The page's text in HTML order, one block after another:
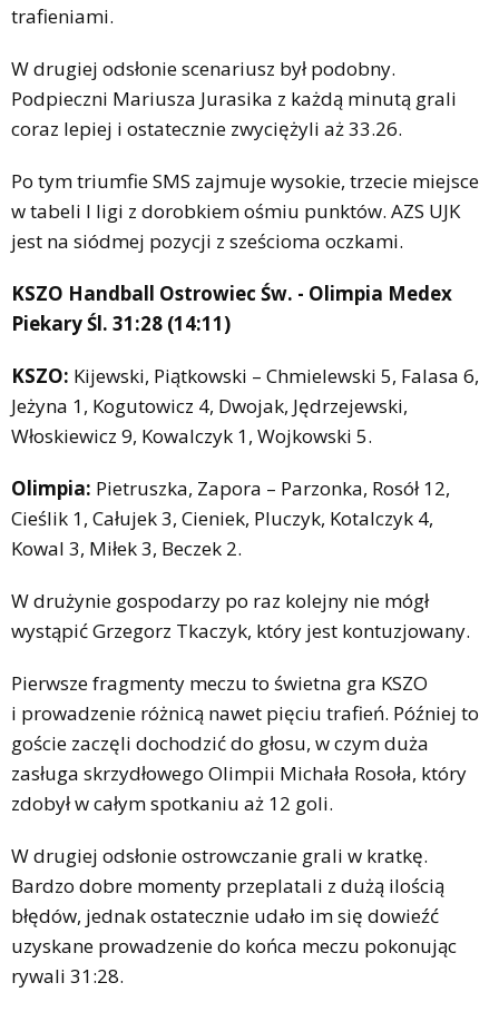
trafieniami.
W drugiej odsłonie scenariusz był podobny.
Podpieczni Mariusza Jurasika z każdą minutą grali
coraz lepiej i ostatecznie zwyciężyli aż 33.26.
Po tym triumfie SMS zajmuje wysokie, trzecie miejsce
w tabeli I ligi z dorobkiem ośmiu punktów. AZS UJK
jest na siódmej pozycji z sześcioma oczkami.
KSZO Handball Ostrowiec Św. - Olimpia Medex
Piekary Śl. 31:28 (14:11)
KSZO: Kijewski, Piątkowski – Chmielewski 5, Falasa 6,
Jeżyna 1, Kogutowicz 4, Dwojak, Jędrzejewski,
Włoskiewicz 9, Kowalczyk 1, Wojkowski 5.
Olimpia: Pietruszka, Zapora – Parzonka, Rosół 12,
Cieślik 1, Całujek 3, Cieniek, Pluczyk, Kotalczyk 4,
Kowal 3, Miłek 3, Beczek 2.
W drużynie gospodarzy po raz kolejny nie mógł
wystąpić Grzegorz Tkaczyk, który jest kontuzjowany.
Pierwsze fragmenty meczu to świetna gra KSZO
i prowadzenie różnicą nawet pięciu trafień. Później to
goście zaczęli dochodzić do głosu, w czym duża
zasługa skrzydłowego Olimpii Michała Rosoła, który
zdobył w całym spotkaniu aż 12 goli.
W drugiej odsłonie ostrowczanie grali w kratkę.
Bardzo dobre momenty przeplatali z dużą ilością
błędów, jednak ostatecznie udało im się dowieźć
uzyskane prowadzenie do końca meczu pokonując
rywali 31:28.